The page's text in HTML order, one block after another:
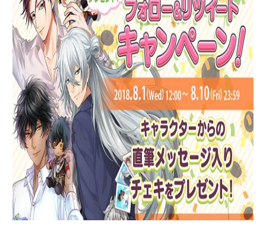
ミュージック
グッズ・本
ギャラリー
イベント・キャンペーン
ミュージック
グッズ・本
ギャラリー